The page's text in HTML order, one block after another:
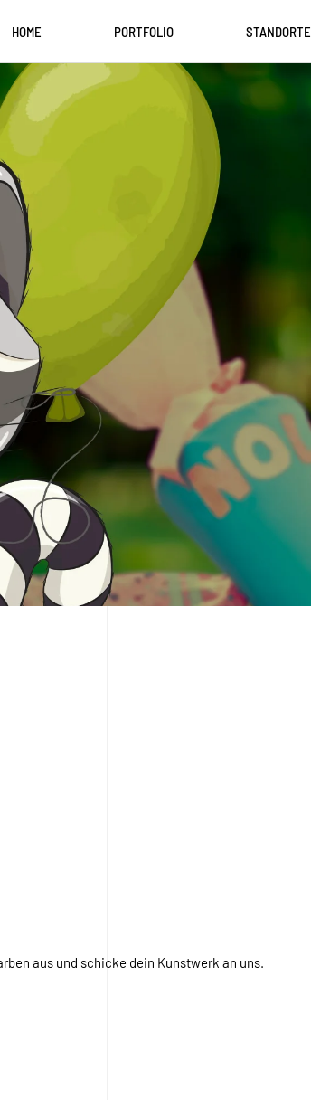
HOME PORTFOLIO STANDORTE
aus und schicke dein Kunstwerk an uns.